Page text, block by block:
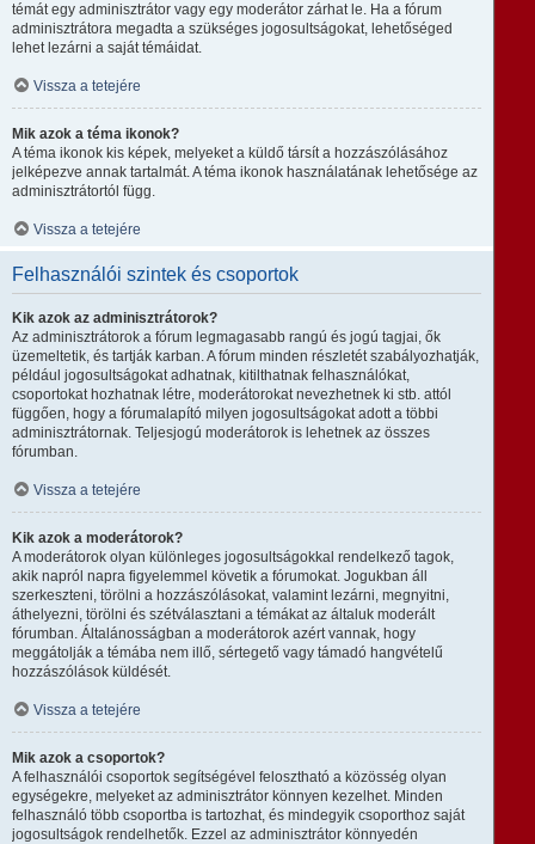
témát egy adminisztrátor vagy egy moderátor zárhat le. Ha a fórum
adminisztrátora megadta a szükséges jogosultságokat, lehetőséged
lehet lezárni a saját témáidat.
Vissza a tetejére
Mik azok a téma ikonok?
A téma ikonok kis képek, melyeket a küldő társít a hozzászólásához
jelképezve annak tartalmát. A téma ikonok használatának lehetősége az
adminisztrátortól függ.
Vissza a tetejére
Felhasználói szintek és csoportok
Kik azok az adminisztrátorok?
Az adminisztrátorok a fórum legmagasabb rangú és jogú tagjai, ők
üzemeltetik, és tartják karban. A fórum minden részletét szabályozhatják,
például jogosultságokat adhatnak, kitilthatnak felhasználókat,
csoportokat hozhatnak létre, moderátorokat nevezhetnek ki stb. attól
függően, hogy a fórumalapító milyen jogosultságokat adott a többi
adminisztrátornak. Teljesjogú moderátorok is lehetnek az összes
fórumban.
Vissza a tetejére
Kik azok a moderátorok?
A moderátorok olyan különleges jogosultságokkal rendelkező tagok,
akik napról napra figyelemmel követik a fórumokat. Jogukban áll
szerkeszteni, törölni a hozzászólásokat, valamint lezárni, megnyitni,
áthelyezni, törölni és szétválasztani a témákat az általuk moderált
fórumban. Általánosságban a moderátorok azért vannak, hogy
meggátolják a témába nem illő, sértegető vagy támadó hangvételű
hozzászólások küldését.
Vissza a tetejére
Mik azok a csoportok?
A felhasználói csoportok segítségével felosztható a közösség olyan
egységekre, melyeket az adminisztrátor könnyen kezelhet. Minden
felhasználó több csoportba is tartozhat, és mindegyik csoporthoz saját
jogosultságok rendelhetők. Ezzel az adminisztrátor könnyedén